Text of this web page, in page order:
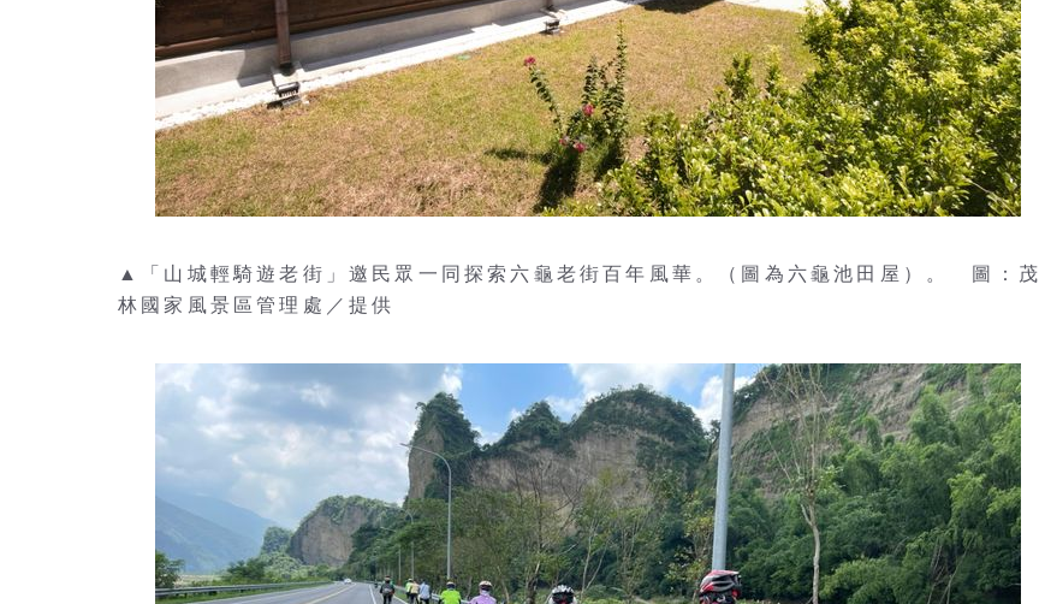
▲「山城輕騎遊老街」邀民眾一同探索六龜老街百年風華。（圖為六龜池田屋）。 圖：茂
林國家風景區管理處／提供